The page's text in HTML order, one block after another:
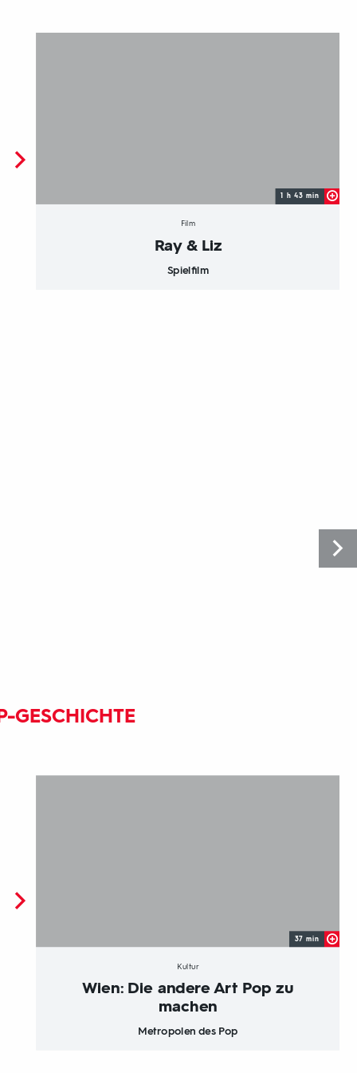
1 h 43 min
Film
Ray & Liz
Spielfilm
GESCHICHTE
37 min
Kultur
Wien: Die andere Art Pop zu
machen
Metropolen des Pop